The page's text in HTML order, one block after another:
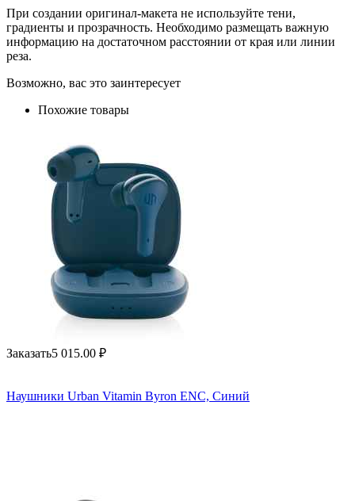
При создании оригинал-макета не используйте тени,
градиенты и прозрачность. Необходимо размещать важную
информацию на достаточном расстоянии от края или линии
реза.
Возможно, вас это заинтересует
Похожие товары
Заказать5 015.00 ₽
Наушники Urban Vitamin Byron ENC, Синий